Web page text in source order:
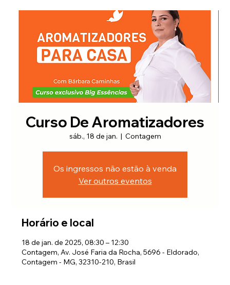
Curso De Aromatizadores
sáb., 18 de jan.
  |
Contagem
Os ingressos não estão à venda
Ver outros eventos
Horário e local
18 de jan. de 2025, 08:30 – 12:30
Contagem, Av. José Faria da Rocha, 5696 - Eldorado,
Contagem - MG, 32310-210, Brasil